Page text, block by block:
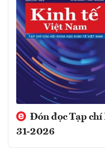
Đón đọc Tạp chí
31-2026